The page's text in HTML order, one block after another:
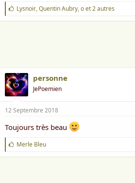
J
'
a
Lysnoir,Quentin Aubry,oet 2 autres
personne
JePoemien
12 Septembre 2018
Toujours très beau
J
'
a
Merle Bleu